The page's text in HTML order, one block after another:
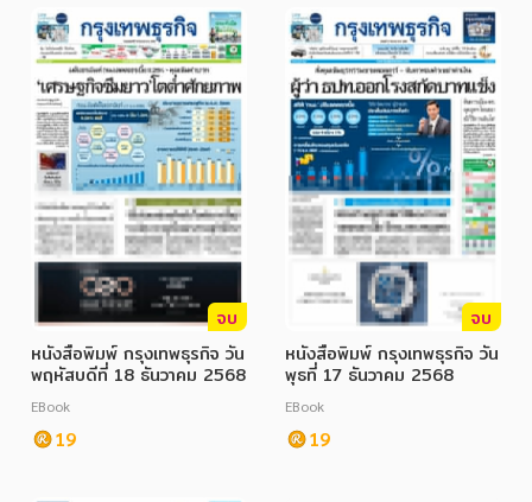
ศาสนา และปรัชญา
กฎหมาย สัญญา ภาษี
การเงิน การลงทุน บริหาร
นิตยสาร หนังสือพิมพ์
ครอบครัว
วรรณกรรม
การเกษตร ชีววิทยา
การเรียน การศึกษา
เทคโนโลยี การสื่อสาร วิทยาศาสตร์
จบ
หนังสือพิมพ์ กรุงเทพธุรกิจ วัน
พฤหัสบดีที่ 18 ธันวาคม 2568
EBook
19
จบ
หนังสือพิมพ์ กรุงเทพธุรกิจ วัน
พุธที่ 17 ธันวาคม 2568
EBook
19